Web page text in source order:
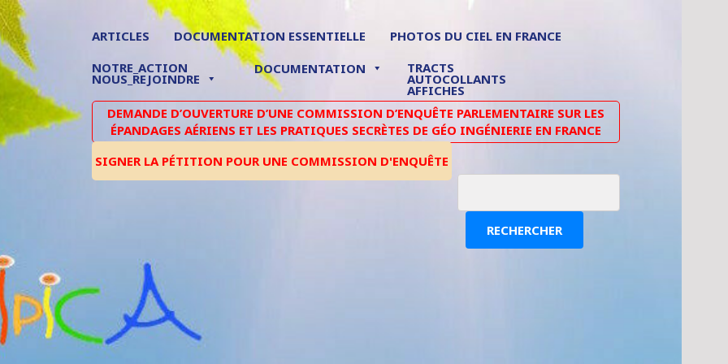
ARTICLES DOCUMENTATION ESSENTIELLE
PHOTOS DU CIEL EN FRANCE
NOTRE_ACTION
NOUS_REJOINDRE
DOCUMENTATION TRACTS
AUTOCOLLANTS
AFFICHES
DEMANDE D’OUVERTURE D’UNE COMMISSION D’ENQUÊTE PARLEMENTAIRE SUR LES
ÉPANDAGES AÉRIENS ET LES PRATIQUES SECRÈTES DE GÉO INGÉNIERIE EN FRANCE
SIGNER LA PÉTITION POUR UNE COMMISSION D'ENQUÊTE
RECHERCHER